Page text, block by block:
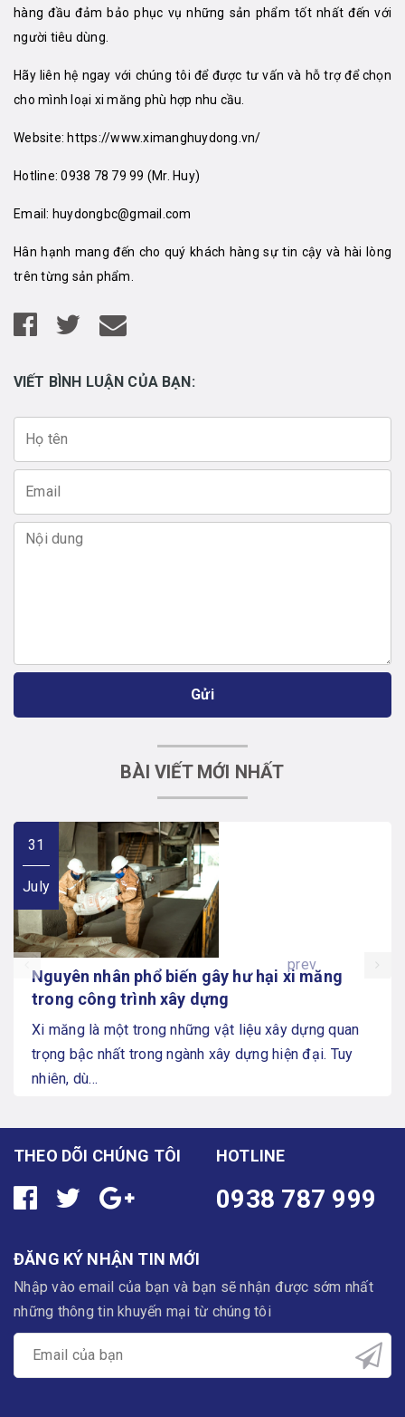
hàng đầu đảm bảo phục vụ những sản phẩm tốt nhất đến với
người tiêu dùng.
Hãy liên hệ ngay với chúng tôi để được tư vấn và hỗ trợ để chọn
cho mình loại xi măng phù hợp nhu cầu.
Website: https://www.ximanghuydong.vn/
Hotline:0938 78 79 99 (Mr. Huy)
Email: huydongbc@gmail.com
Hân hạnh mang đến cho quý khách hàng sự tin cậy và hài lòng
trên từng sản phẩm.
VIẾT BÌNH LUẬN CỦA BẠN:
Gửi
BÀI VIẾT MỚI NHẤT
31
July
Nguyên nhân phổ biến gây hư hại xi măng
trong công trình xây dựng
Xi măng là một trong những vật liệu xây dựng quan
trọng bậc nhất trong ngành xây dựng hiện đại. Tuy
nhiên, dù...
prev
THEO DÕI CHÚNG TÔI HOTLINE
0938 787 999
ĐĂNG KÝ NHẬN TIN MỚI
Nhập vào email của bạn và bạn sẽ nhận được sớm nhất
những thông tin khuyến mại từ chúng tôi